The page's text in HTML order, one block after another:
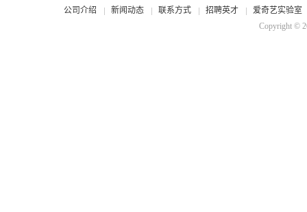
公司介绍 新闻动态 联系方式 招聘英才
爱奇艺实验室
Copyright ©